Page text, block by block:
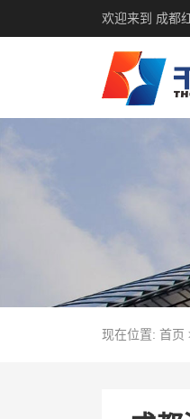
欢迎来到 成都
现在位置: 首页